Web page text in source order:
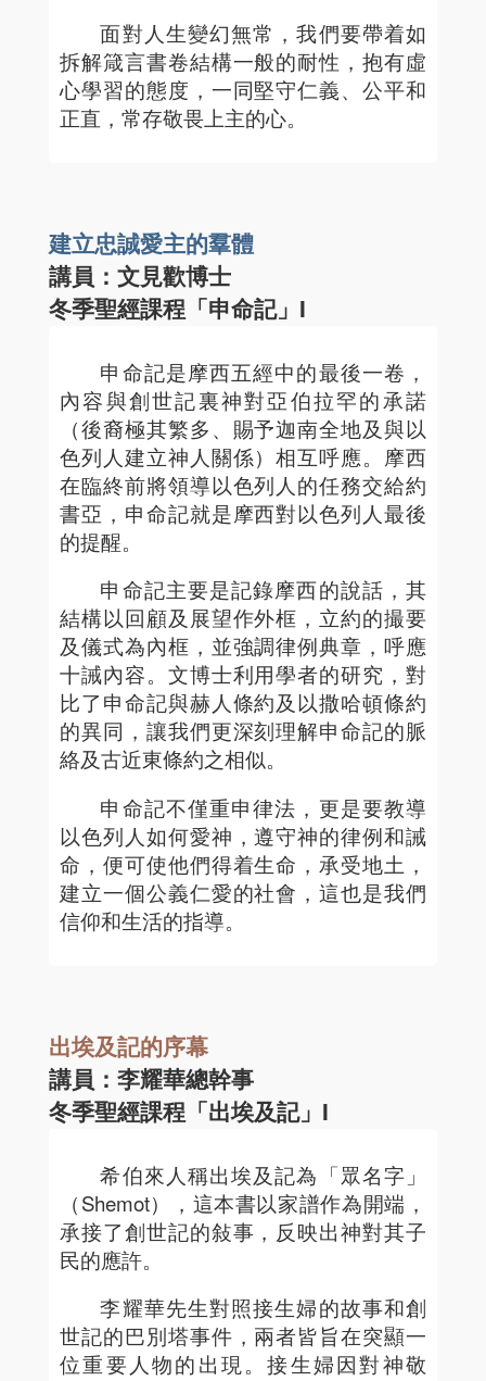
面對人生變幻無常，我們要帶着如
拆解箴言書卷結構一般的耐性，抱有虛
心學習的態度，一同堅守仁義、公平和
正直，常存敬畏上主的心。
建立忠誠愛主的羣體
講員：文見歡博士
冬季聖經課程「申命記」I
申命記是摩西五經中的最後一卷，
內容與創世記裏神對亞伯拉罕的承諾
（後裔極其繁多、賜予迦南全地及與以
色列人建立神人關係）相互呼應。摩西
在臨終前將領導以色列人的任務交給約
書亞，申命記就是摩西對以色列人最後
的提醒。
申命記主要是記錄摩西的說話，其
結構以回顧及展望作外框，立約的撮要
及儀式為內框，並強調律例典章，呼應
十誡內容。文博士利用學者的研究，對
比了申命記與赫人條約及以撒哈頓條約
的異同，讓我們更深刻理解申命記的脈
絡及古近東條約之相似。
申命記不僅重申律法，更是要教導
以色列人如何愛神，遵守神的律例和誡
命，便可使他們得着生命，承受地土，
建立一個公義仁愛的社會，這也是我們
信仰和生活的指導。
出埃及記的序幕
講員：李耀華總幹事
冬季聖經課程「出埃及記」I
希伯來人稱出埃及記為「眾名字」
（Shemot），這本書以家譜作為開端，
承接了創世記的敍事，反映出神對其子
民的應許。
李耀華先生對照接生婦的故事和創
世記的巴別塔事件，兩者皆旨在突顯一
位重要人物的出現。接生婦因對神敬